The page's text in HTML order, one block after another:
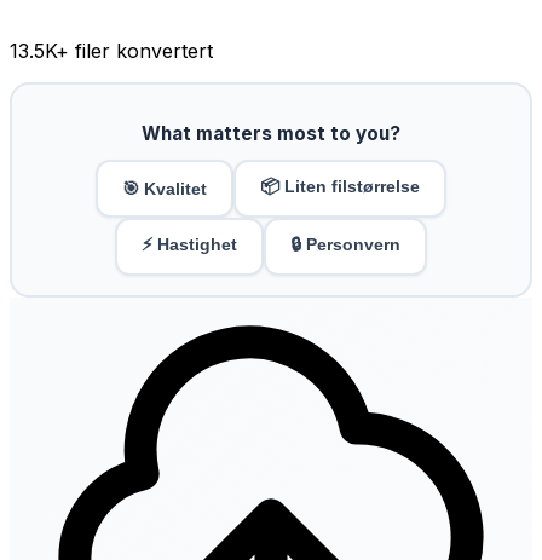
13.5K+ filer konvertert
What matters most to you?
🎯 Kvalitet 📦 Liten filstørrelse
⚡ Hastighet 🔒 Personvern